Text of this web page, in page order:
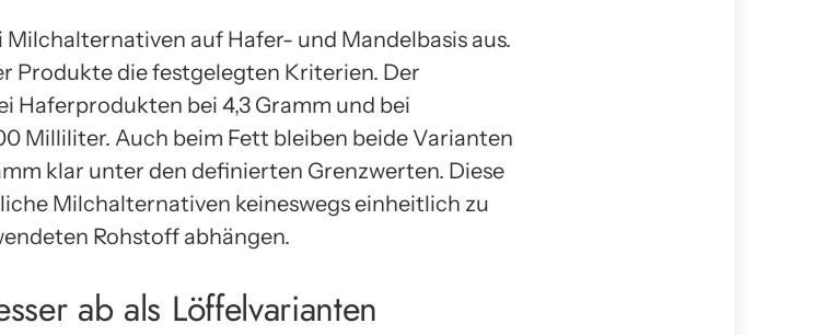
auf Hafer- und Mandelbasis aus.
Produkte die festgelegten Kriterien. Der
bei 4,3 Gramm und bei
Milliliter. Auch beim Fett bleiben beide Varianten
klar unter den definierten Grenzwerten. Diese
Milchalternativen keineswegs einheitlich zu
Rohstoff abhängen.
ab als Löffelvarianten